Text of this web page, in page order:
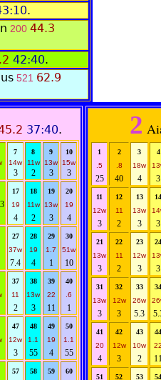
.
200 44.3
42:40.
521 62.9
37:40.
7
14w
3
8
11w
2
9
13w
3
10
15w
3
3
17
19
4
18
11w
2
19
13w
3
20
19
4
27
37w
7.4
28
19
4
29
1.7
1
30
51w
10
37
11
2
38
13w
3
39
22
11
40
.6
1
47
12w
3
48
1.1
55
49
19
4
50
1.1
55
57
58
59
60
2
1
.5
25
2
.8
40
3
18w
4
4
3
11
12w
3
12
11
2
13
13w
3
14
3
21
13w
3
22
11
2
23
12w
3
24
3
31
13w
3
32
12w
3
33
26w
5.3
34
41
20
4
42
12w
3
43
10w
2
44
51
52
53
54